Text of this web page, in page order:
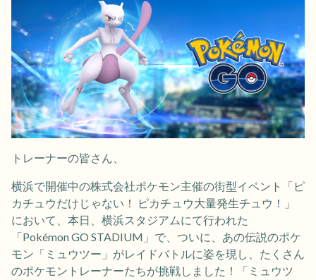
トレーナーの皆さん、
横浜で開催中の株式会社ポケモン主催の街型イベント「ピ
カチュウだけじゃない！ ピカチュウ大量発生チュウ！」
において、本日、横浜スタジアムにて行われた
「Pokémon GO STADIUM」で、ついに、あの伝説のポケ
モン「ミュウツー」がレイドバトルに姿を現し、たくさん
のポケモントレーナーたちが挑戦しました！「ミュウツ